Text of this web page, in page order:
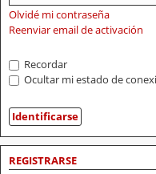
Olvidé mi contraseña
Reenviar email de activación
Recordar
Ocultar mi estado de
REGISTRARSE